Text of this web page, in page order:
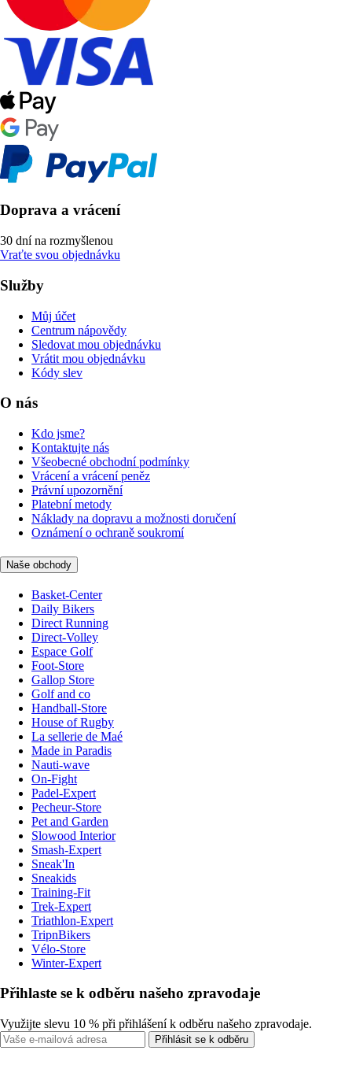
Doprava a vrácení
30 dní na rozmyšlenou
Vraťte svou objednávku
Služby
Můj účet
Centrum nápovědy
Sledovat mou objednávku
Vrátit mou objednávku
Kódy slev
O nás
Kdo jsme?
Kontaktujte nás
Všeobecné obchodní podmínky
Vrácení a vrácení peněz
Právní upozornění
Platební metody
Náklady na dopravu a možnosti doručení
Oznámení o ochraně soukromí
Naše obchody
Basket-Center
Daily Bikers
Direct Running
Direct-Volley
Espace Golf
Foot-Store
Gallop Store
Golf and co
Handball-Store
House of Rugby
La sellerie de Maé
Made in Paradis
Nauti-wave
On-Fight
Padel-Expert
Pecheur-Store
Pet and Garden
Slowood Interior
Smash-Expert
Sneak'In
Sneakids
Training-Fit
Trek-Expert
Triathlon-Expert
TripnBikers
Vélo-Store
Winter-Expert
Přihlaste se k odběru našeho zpravodaje
Využijte slevu 10 % při přihlášení k odběru našeho zpravodaje.
Přihlásit se k odběru